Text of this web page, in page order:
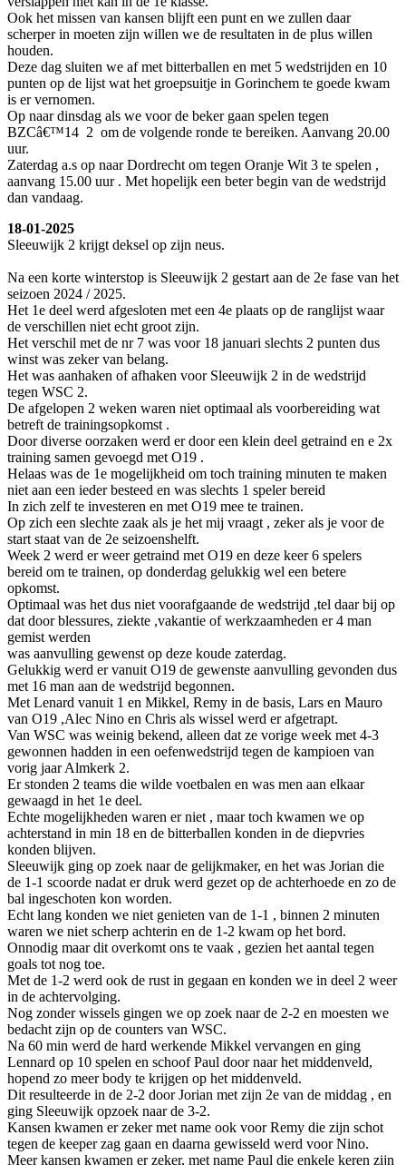
Ook het missen van kansen blijft een punt en we zullen daar
scherper in moeten zijn willen we de resultaten in de plus willen
houden.
Deze dag sluiten we af met bitterballen en met 5 wedstrijden en 10
punten op de lijst wat het groepsuitje in Gorinchem te goede kwam
is er vernomen.
Op naar dinsdag als we voor de beker gaan spelen tegen
BZCâ€™14 2 om de volgende ronde te bereiken. Aanvang 20.00
uur.
Zaterdag a.s op naar Dordrecht om tegen Oranje Wit 3 te spelen ,
aanvang 15.00 uur . Met hopelijk een beter begin van de wedstrijd
dan vandaag.
18-01-2025
Sleeuwijk 2 krijgt deksel op zijn neus.
Na een korte winterstop is Sleeuwijk 2 gestart aan de 2e fase van het
seizoen 2024 / 2025.
Het 1e deel werd afgesloten met een 4e plaats op de ranglijst waar
de verschillen niet echt groot zijn.
Het verschil met de nr 7 was voor 18 januari slechts 2 punten dus
winst was zeker van belang.
Het was aanhaken of afhaken voor Sleeuwijk 2 in de wedstrijd
tegen WSC 2.
De afgelopen 2 weken waren niet optimaal als voorbereiding wat
betreft de trainingsopkomst .
Door diverse oorzaken werd er door een klein deel getraind en e 2x
training samen gevoegd met O19 .
Helaas was de 1e mogelijkheid om toch training minuten te maken
niet aan een ieder besteed en was slechts 1 speler bereid
In zich zelf te investeren en met O19 mee te trainen.
Op zich een slechte zaak als je het mij vraagt , zeker als je voor de
start staat van de 2e seizoenshelft.
Week 2 werd er weer getraind met O19 en deze keer 6 spelers
bereid om te trainen, op donderdag gelukkig wel een betere
opkomst.
Optimaal was het dus niet voorafgaande de wedstrijd ,tel daar bij op
dat door blessures, ziekte ,vakantie of werkzaamheden er 4 man
gemist werden
was aanvulling gewenst op deze koude zaterdag.
Gelukkig werd er vanuit O19 de gewenste aanvulling gevonden dus
met 16 man aan de wedstrijd begonnen.
Met Lenard vanuit 1 en Mikkel, Remy in de basis, Lars en Mauro
van O19 ,Alec Nino en Chris als wissel werd er afgetrapt.
Van WSC was weinig bekend, alleen dat ze vorige week met 4-3
gewonnen hadden in een oefenwedstrijd tegen de kampioen van
vorig jaar Almkerk 2.
Er stonden 2 teams die wilde voetbalen en was men aan elkaar
gewaagd in het 1e deel.
Echte mogelijkheden waren er niet , maar toch kwamen we op
achterstand in min 18 en de bitterballen konden in de diepvries
konden blijven.
Sleeuwijk ging op zoek naar de gelijkmaker, en het was Jorian die
de 1-1 scoorde nadat er druk werd gezet op de achterhoede en zo de
bal ingeschoten kon worden.
Echt lang konden we niet genieten van de 1-1 , binnen 2 minuten
waren we niet scherp achterin en de 1-2 kwam op het bord.
Onnodig maar dit overkomt ons te vaak , gezien het aantal tegen
goals tot nog toe.
Met de 1-2 werd ook de rust in gegaan en konden we in deel 2 weer
in de achtervolging.
Nog zonder wissels gingen we op zoek naar de 2-2 en moesten we
bedacht zijn op de counters van WSC.
Na 60 min werd de hard werkende Mikkel vervangen en ging
Lennard op 10 spelen en schoof Paul door naar het middenveld,
hopend zo meer body te krijgen op het middenveld.
Dit resulteerde in de 2-2 door Jorian met zijn 2e van de middag , en
ging Sleeuwijk opzoek naar de 3-2.
Kansen kwamen er zeker met name ook voor Remy die zijn schot
tegen de keeper zag gaan en daarna gewisseld werd voor Nino.
Meer kansen kwamen er zeker, met name Paul die enkele keren zijn